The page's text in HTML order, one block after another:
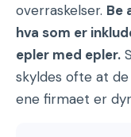
overraskelser. Be
hva som er
epler med epler.
skyldes ofte at
ene firmaet er